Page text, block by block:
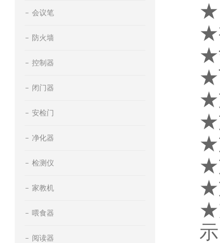
会议笔
防火墙
控制器
闭门器
安检门
净化器
检测仪
家教机
喂食器
阅读器
★
★
★
★
★
★
★
★
★
示